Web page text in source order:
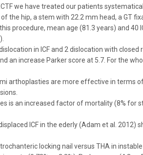
we have treated our patients
the hip, a stem with 22.2 mm head, a GT
procedure, mean age (81.3 years) and 40
in ICF and 2 dislocation with
an increase Parker score at 5.7. For the
arthoplasties are more effective in terms
is an increased factor of mortality (8% for
ICF in the ederly (Adam et al. 2012)
locking nail versus THA in